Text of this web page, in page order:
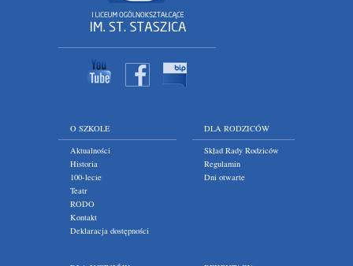
O SZKOLE
Aktualności
Historia
100-lecie
Teatr
RODO
Kontakt
Deklaracja dostępności
DLA RODZICÓW
Skład Rady Rodziców
Regulamin
Dni otwarte